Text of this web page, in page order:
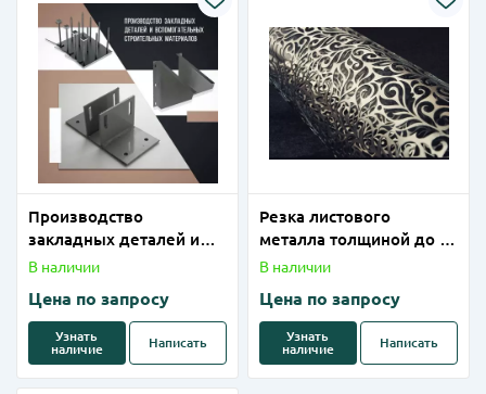
Производство
закладных деталей и
вспомогательных
материалов
В наличии
Цена по запросу
Узнать
наличие
Написать
Резка листового
металла толщиной до 1-
4 мм (алюминий) на
В наличии
Цена по запросу
Узнать
наличие
Написать